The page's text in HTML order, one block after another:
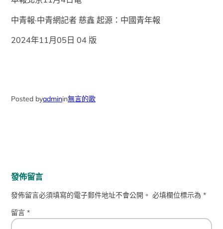
中青報·中青網記者 慈鑫 起源：中國青年報
2024年11月05日 04 版
Posted byadminin無言的歌
發佈留言
發佈留言必須填寫的電子郵件地址不會公開。 必填欄位標示為*
留言*